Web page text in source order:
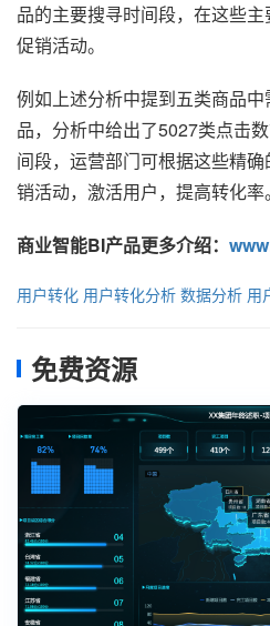
品的主要搜寻时间段，在这些
促销活动。
例如上述分析中提到五类商品
品，分析中给出了5027类点击
间段，运营部门可根据这些精
销活动，激活用户，提高转化率。
商业智能BI产品更多介绍：
用户转化 用户转化分析 数据分析 用
免费资源